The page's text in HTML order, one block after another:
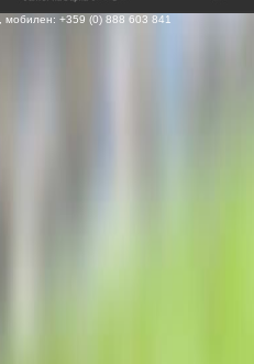
, мобилен: +359 (0) 888 603 841